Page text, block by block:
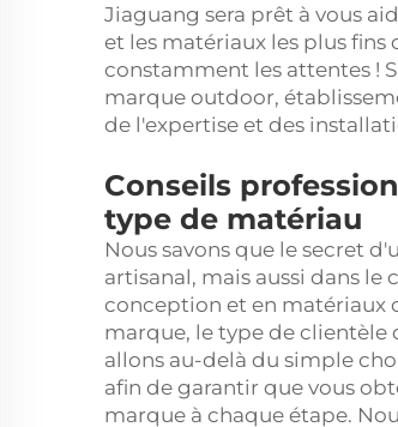
Jiaguang sera prêt à vous
et les matériaux les plus
constamment les attentes !
marque outdoor,
de l'expertise et des
Conseils
type de matériau
Nous savons que le secret
artisanal, mais aussi dans
conception et en matériaux
marque, le type de clientèle
allons au-delà du simple
afin de garantir que vous
marque à chaque étape.